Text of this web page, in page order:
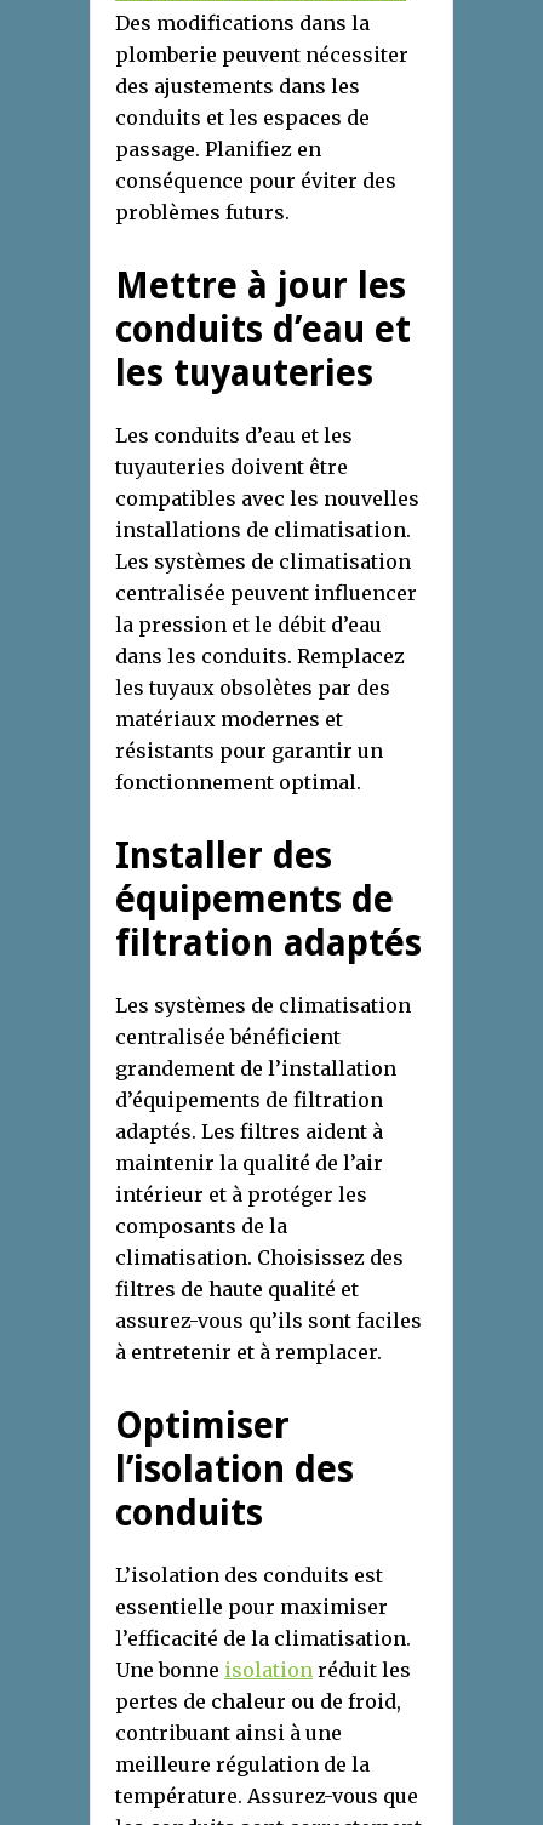
Des modifications dans la
plomberie peuvent nécessiter
des ajustements dans les
conduits et les espaces de
passage. Planifiez en
conséquence pour éviter des
problèmes futurs.
Mettre à jour les
conduits d’eau et
les tuyauteries
Les conduits d’eau et les
tuyauteries doivent être
compatibles avec les nouvelles
installations de climatisation.
Les systèmes de climatisation
centralisée peuvent influencer
la pression et le débit d’eau
dans les conduits. Remplacez
les tuyaux obsolètes par des
matériaux modernes et
résistants pour garantir un
fonctionnement optimal.
Installer des
équipements de
filtration adaptés
Les systèmes de climatisation
centralisée bénéficient
grandement de l’installation
d’équipements de filtration
adaptés. Les filtres aident à
maintenir la qualité de l’air
intérieur et à protéger les
composants de la
climatisation. Choisissez des
filtres de haute qualité et
assurez-vous qu’ils sont faciles
à entretenir et à remplacer.
Optimiser
l’isolation des
conduits
L’isolation des conduits est
essentielle pour maximiser
l’efficacité de la climatisation.
Une bonne isolation réduit les
pertes de chaleur ou de froid,
contribuant ainsi à une
meilleure régulation de la
température. Assurez-vous que